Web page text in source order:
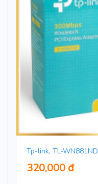
Tp-link, TL-WN881ND
320,000 đ